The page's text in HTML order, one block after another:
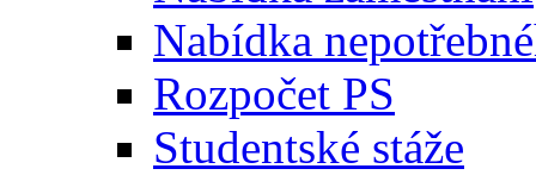
Nabídka
Rozpočet PS
Studentské stáže